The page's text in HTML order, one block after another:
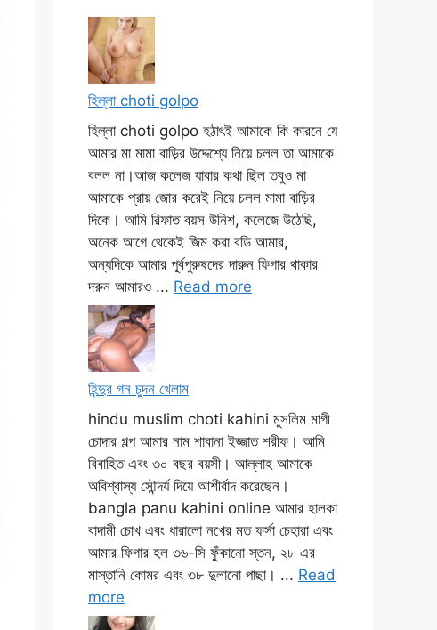
হিল্লা choti golpo
হিল্লা choti golpo হঠাৎই আমাকে কি কারনে যে
আমার মা মামা বাড়ির উদ্দেশ্যে নিয়ে চলল তা আমাকে
বলল না।আজ কলেজ যাবার কথা ছিল তবুও মা
আমাকে প্রায় জোর করেই নিয়ে চলল মামা বাড়ির
দিকে। আমি রিফাত বয়স উনিশ, কলেজে উঠেছি,
অনেক আগে থেকেই জিম করা বডি আমার,
অন্যদিকে আমার পূর্বপুরুষদের দারুন ফিগার থাকার
দরুন আমারও ... Read more
হিন্দুর গন চুদন খেলাম
hindu muslim choti kahini মুসলিম মাগী
চোদার গল্প আমার নাম শাবানা ইজ্জাত শরীফ। আমি
বিবাহিত এবং ৩০ বছর বয়সী। আল্লাহ আমাকে
অবিশ্বাস্য সৌন্দর্য দিয়ে আশীর্বাদ করেছেন।
bangla panu kahini online আমার হালকা
বাদামী চোখ এবং ধারালো নখের মত ফর্সা চেহারা এবং
আমার ফিগার হল ৩৬-সি ফুঁকানো স্তন, ২৮ এর
মাস্তানি কোমর এবং ৩৮ দুলানো পাছা। ... Read
more